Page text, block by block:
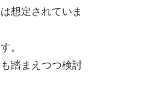
想定されていま
。
踏まえつつ検討